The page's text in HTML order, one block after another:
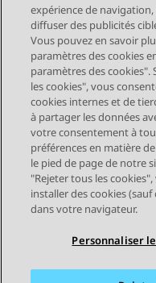
Send Feedback
Navigation par
Sujet précédent
STAY
expérience de
diffuser des publicités
Vous pouvez en savoir
paramètres des cookies
paramètres des cookies".
les cookies", vous
cookies internes et de
à partager les données
votre consentement à
préférences en matière
le pied de page de notre
"Rejeter tous les
installer des cookies
dans votre navigateur.
Personnaliser